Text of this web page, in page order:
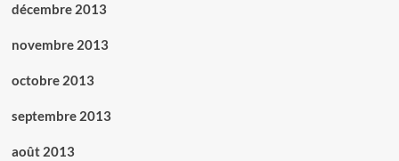
décembre 2013
novembre 2013
octobre 2013
septembre 2013
août 2013